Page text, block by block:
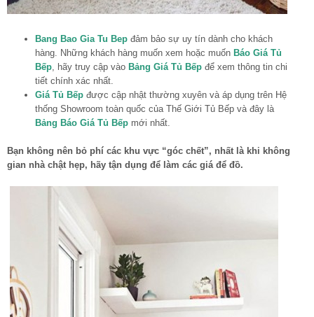
Bang Bao Gia Tu Bep đảm bảo sự uy tín dành cho khách
hàng. Những khách hàng muốn xem hoặc muốn Báo Giá Tủ
Bếp , hãy truy cập vào Bảng Giá Tủ Bếp để xem thông tin chi
tiết chính xác nhất.
Giá Tủ Bếp được cập nhật thường xuyên và áp dụng trên Hệ
thống Showroom toàn quốc của Thế Giới Tủ Bếp và đây là
Bảng Báo Giá Tủ Bếp mới nhất.
Bạn không nên bỏ phí các khu vực “góc chết”, nhất là khi không
gian nhà chật hẹp, hãy tận dụng để làm các giá để đồ.